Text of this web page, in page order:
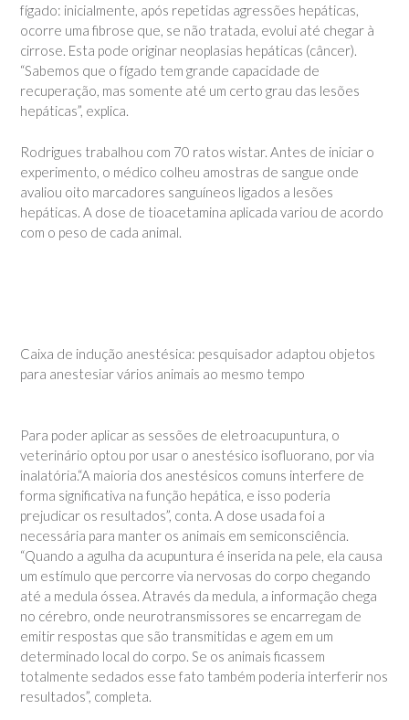
fígado: inicialmente, após repetidas agressões hepáticas,
ocorre uma fibrose que, se não tratada, evolui até chegar à
cirrose. Esta pode originar neoplasias hepáticas (câncer).
“Sabemos que o fígado tem grande capacidade de
recuperação, mas somente até um certo grau das lesões
hepáticas”, explica.
Rodrigues trabalhou com 70 ratos wistar. Antes de iniciar o
experimento, o médico colheu amostras de sangue onde
avaliou oito marcadores sanguíneos ligados a lesões
hepáticas. A dose de tioacetamina aplicada variou de acordo
com o peso de cada animal.
Caixa de indução anestésica: pesquisador adaptou objetos
para anestesiar vários animais ao mesmo tempo
Para poder aplicar as sessões de eletroacupuntura, o
veterinário optou por usar o anestésico isofluorano, por via
inalatória.“A maioria dos anestésicos comuns interfere de
forma significativa na função hepática, e isso poderia
prejudicar os resultados”, conta. A dose usada foi a
necessária para manter os animais em semiconsciência.
“Quando a agulha da acupuntura é inserida na pele, ela causa
um estímulo que percorre via nervosas do corpo chegando
até a medula óssea. Através da medula, a informação chega
no cérebro, onde neurotransmissores se encarregam de
emitir respostas que são transmitidas e agem em um
determinado local do corpo. Se os animais ficassem
totalmente sedados esse fato também poderia interferir nos
resultados”, completa.